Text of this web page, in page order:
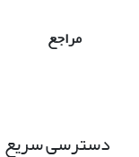
مراجع
دسترسی سریع